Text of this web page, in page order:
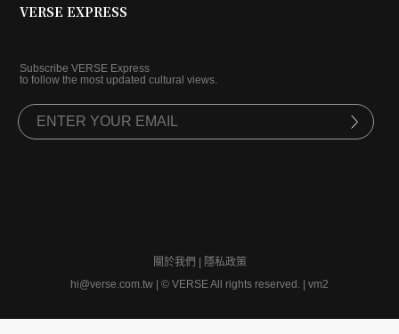
VERSE EXPRESS
Subscribe VERSE Express
to follow the most updated cultural views.
關於我們
隱私政策
hi@verse.com.tw
© VERSE All rights reserved. | vm2